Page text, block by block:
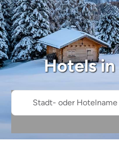
Hotels in
Stadt- oder Hotelname